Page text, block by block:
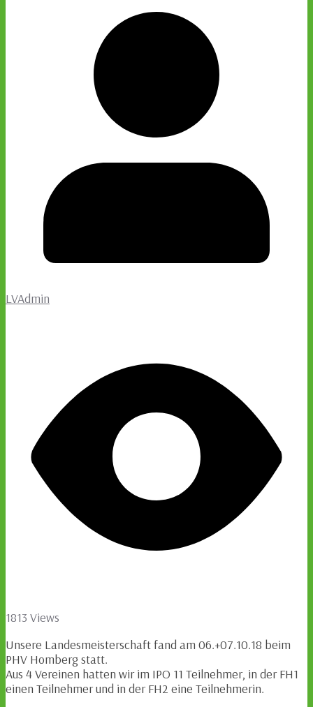
LVAdmin
1813 Views
Unsere Landesmeisterschaft fand am 06.+07.10.18 beim
PHV Homberg statt.
Aus 4 Vereinen hatten wir im IPO 11 Teilnehmer, in der FH1
einen Teilnehmer und in der FH2 eine Teilnehmerin.